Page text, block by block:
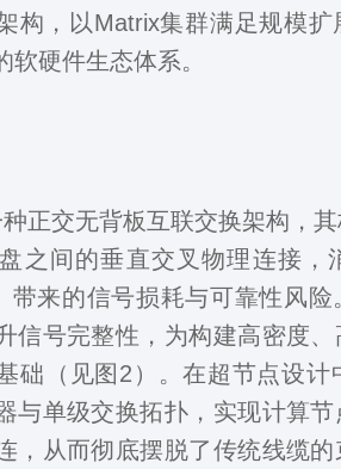
构，以Matrix集群满足规模
硬件生态体系。
交无背板互联交换架构，其
之间的垂直交叉物理连接，
带来的信号损耗与可靠性风
信号完整性，为构建高密度
础（见图2）。在超节点设计
与单级交换拓扑，实现计算
，从而彻底摆脱了传统线缆